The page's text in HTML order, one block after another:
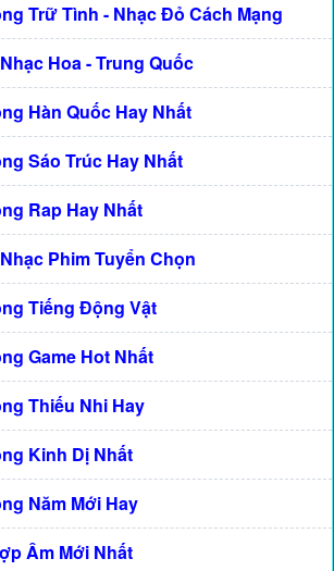
Trữ Tình - Nhạc Đỏ Cách Mạng
Hoa - Trung Quốc
Hàn Quốc Hay Nhất
Sáo Trúc Hay Nhất
Rap Hay Nhất
Phim Tuyển Chọn
Tiếng Động Vật
Game Hot Nhất
Thiếu Nhi Hay
Kinh Dị Nhất
Năm Mới Hay
Âm Mới Nhất